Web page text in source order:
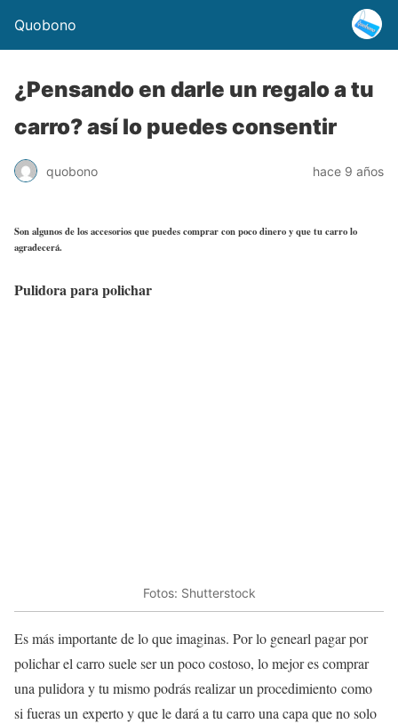
Quobono
¿Pensando en darle un regalo a tu
carro? así lo puedes consentir
quobono hace 9 años
Son algunos de los accesorios que puedes comprar con poco dinero y que tu carro lo
agradecerá.
Pulidora para polichar
Fotos: Shutterstock
Es más importante de lo que imaginas. Por lo genearl pagar por
polichar el carro suele ser un poco costoso, lo mejor es comprar
una pulidora y tu mismo podrás realizar un procedimiento como
si fueras un experto y que le dará a tu carro una capa que no solo